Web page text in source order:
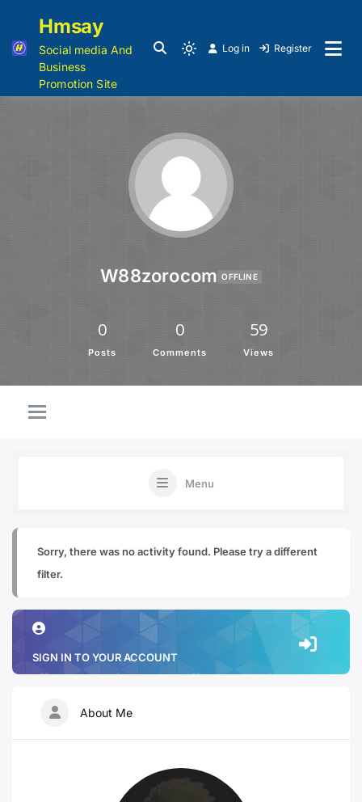
Hmsay
Social media And
Business
Promotion Site
Log in Register
W88zorocom OFFLINE
0
Posts
0
Comments
59
Views
Menu
Sorry, there was no activity found. Please try a different
filter.
SIGN IN TO YOUR ACCOUNT
About Me